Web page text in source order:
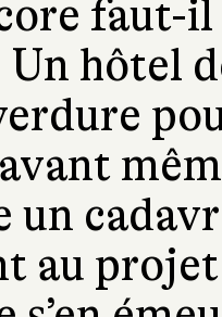
faut-
hôtel
un
au